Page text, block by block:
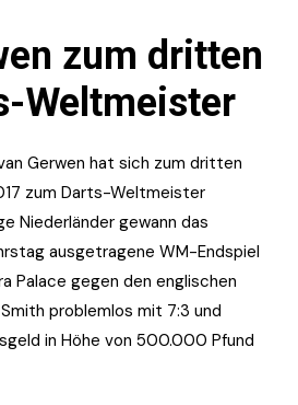
zum dritten
Weltmeister
Gerwen hat sich zum dritten
zum Darts-Weltmeister
Niederländer gewann das
ausgetragene WM-Endspiel
Palace gegen den englischen
problemlos mit 7:3 und
in Höhe von 500.000 Pfund